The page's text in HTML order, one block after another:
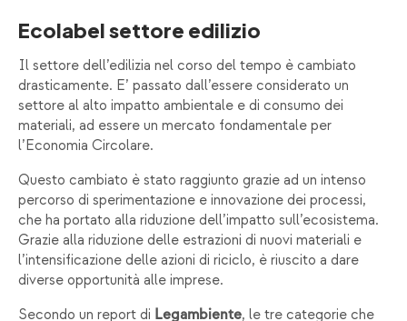
Ecolabel settore edilizio
Il settore dell’edilizia nel corso del tempo è cambiato
drasticamente. E’ passato dall’essere considerato un
settore al alto impatto ambientale e di consumo dei
materiali, ad essere un mercato fondamentale per
l’Economia Circolare.
Questo cambiato è stato raggiunto grazie ad un intenso
percorso di sperimentazione e innovazione dei processi,
che ha portato alla riduzione dell’impatto sull’ecosistema.
Grazie alla riduzione delle estrazioni di nuovi materiali e
l’intensificazione delle azioni di riciclo, è riuscito a dare
diverse opportunità alle imprese.
Secondo un report di Legambiente, le tre categorie che